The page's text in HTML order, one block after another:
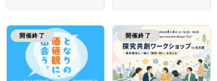
開催終了 開催終了